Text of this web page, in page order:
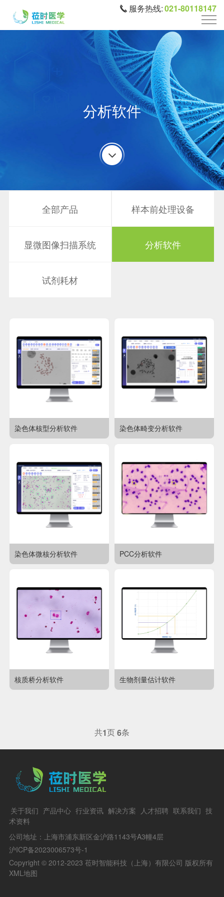
服务热线:021-80118147
分析软件
全部产品 样本前处理设备
显微图像扫描系统 分析软件
试剂耗材
染色体核型分析软件 染色体畸变分析软件
染色体微核分析软件 PCC分析软件
核质桥分析软件 生物剂量估计软件
共1页6条
关于我们 产品中心 行业资讯 解决方案 人才招聘 联系我们 技
术资料
公司地址：上海市浦东新区金沪路1143号A3幢4层
沪ICP备2023006573号-1
Copyright © 2012-2023 莅时智能科技（上海）有限公司 版权所有
XML地图